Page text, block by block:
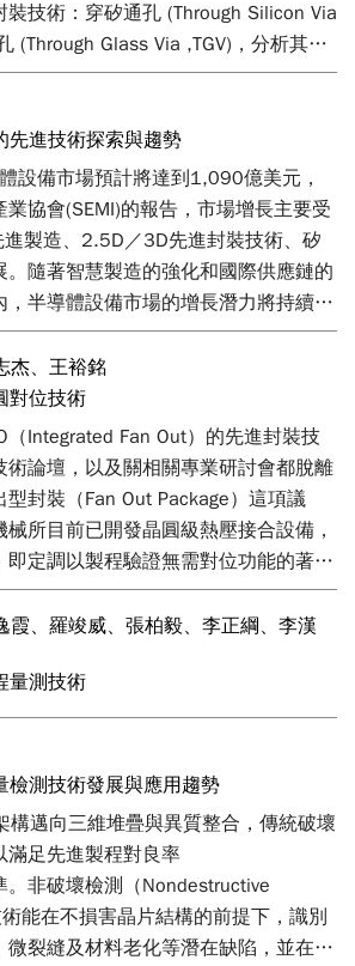
裝技術：穿矽通孔 (Through Silicon Via
(Through Glass Via ,TGV)，分析其技
應用場景，並比較其在成本、效能與可
外，文章特別針對玻璃穿孔 (Through
程挑戰進行深入分析，並介紹工研院開
，有效解決物理氣相沉積 (Physical
PVD) 於高深寬比孔洞中附著與填充不
整合封裝提供具備實用性與可量產潛
先進技術探索與趨勢
設備市場預計將達到1,090億美元，
協會(SEMI)的報告，市場增長主要受
製造、2.5D／3D先進封裝技術、矽
。隨著智慧製造的強化和國際供應鏈的
，半導體設備市場的增長潛力將持續擴
導體作為國家五大信賴產業之一，力推
預計到2028年，實現產值倍增，這
在地零組件供應鏈的發展。展望未
技術不斷演進和市場需求的提升，全
正朝著更高的里程碑邁進。
杰、王裕銘
對位技術
（Integrated Fan Out）的先進封裝技
術論壇，以及關相關專業研討會都脫離
封裝（Fan Out Package）這項議
所目前已開發晶圓級熱壓接合設備，
即定調以製程驗證無需對位功能的著眼
因此，如欲以此設備進行先進封裝，製
於此設備之中。藉由本次檢索先進封
並綜合專利地圖分析及設備專利資
供讀者對該製程技術的技術掌握度之
，更可進一步強化相關技術開發能量。
霞、羅竣威、張柏毅、李正綱、李漢
量測技術
檢測技術發展與應用趨勢
構邁向三維堆疊與異質整合，傳統破壞
滿足先進製程對良率
。非破壞檢測（Nondestructive
能在不損害晶片結構的前提下，識別
微裂縫及材料老化等潛在缺陷，並在製